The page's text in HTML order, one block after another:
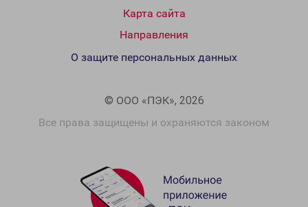
Карта сайта
Направления
© ООО «ПЭК», 2026
Все права защищены и охраняются законом
О защите персональных данных